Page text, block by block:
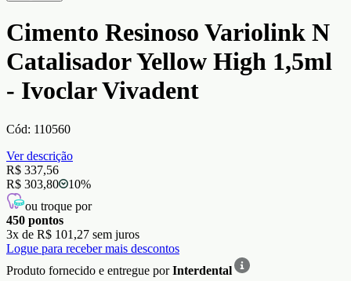
Cimento Resinoso Variolink N
Catalisador Yellow High 1,5ml
- Ivoclar Vivadent
Cód: 110560
Ver descrição
R$ 337,56
R$ 303,80
10%
ou troque por
450 pontos
3x de R$ 101,27 sem juros
Logue para receber mais descontos
Produto fornecido e entregue porInterdental